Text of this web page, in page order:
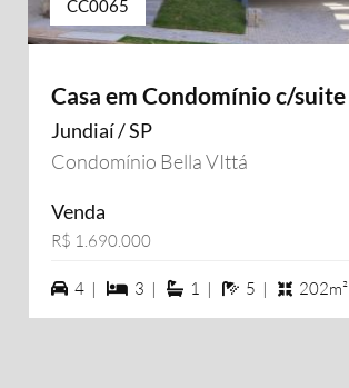
CC0065
Casa em Condomínio c/suite
Jundiaí / SP
Condomínio Bella VIttá
Venda
R$ 1.690.000
4 vagas na garagem
4 | 3 dormiórios
3 | 1 suítes
1 | 5 banheiros
5 | 202m²